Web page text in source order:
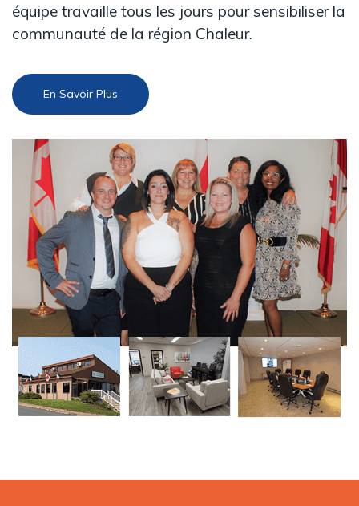
équipe travaille tous les jours pour sensibiliser la
communauté de la région Chaleur.
En Savoir Plus